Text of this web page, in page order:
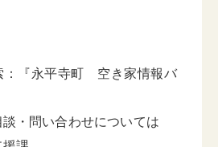
：『永平寺町 空き家情報バ
・問い合わせについては